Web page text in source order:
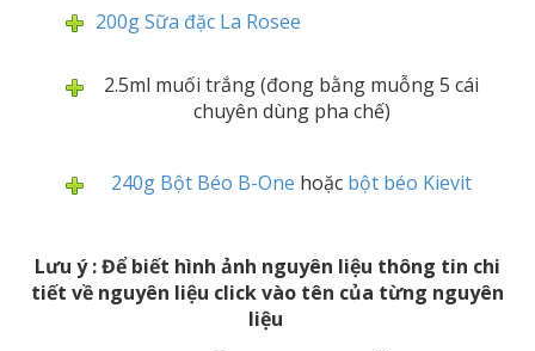
200g Sữa đặc La Rosee
2.5ml muối trắng (đong bằng muỗng 5 cái
chuyên dùng pha chế)
240g Bột Béo B-One hoặc bột béo Kievit
Lưu ý : Để biết hình ảnh nguyên liệu thông tin chi
tiết về nguyên liệu click vào tên của từng nguyên
liệu